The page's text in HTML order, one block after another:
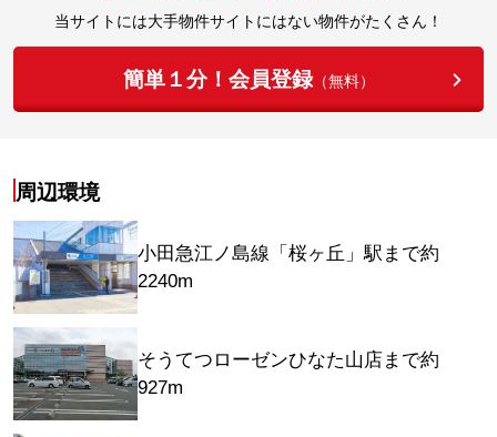
当サイトには大手物件サイトにはない物件がたくさん！
簡単１分！会員登録（無料）
周辺環境
小田急江ノ島線「桜ヶ丘」駅まで約
2240m
そうてつローゼンひなた山店まで約
927m